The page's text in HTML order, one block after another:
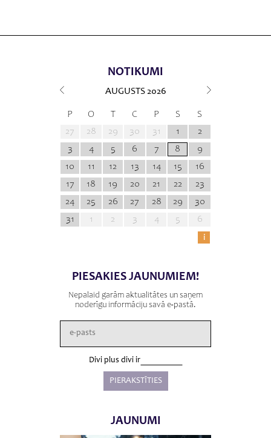
NOTIKUMI
AUGUSTS 2026
P O T C P S
S
27
28 29 30 31 1
2
3
4 5 6 7 8
9
10
11 12 13 14 15
16
17
18 19 20 21 22
23
24
25 26 27 28 29
30
31
1 2 3 4 5
6
i
PIESAKIES JAUNUMIEM!
Nepalaid garām aktualitātes un saņem
noderīgu informāciju savā e-pastā.
Divi plus divi ir
JAUNUMI